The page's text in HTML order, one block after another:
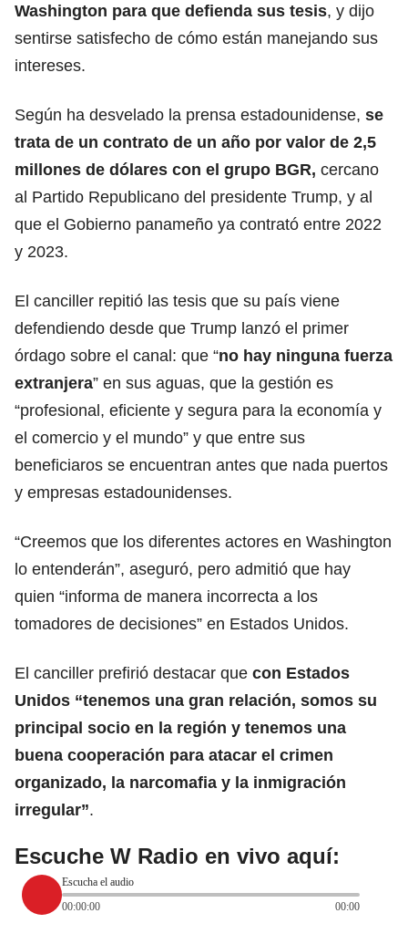
Washington para que defienda sus tesis, y dijo
sentirse satisfecho de cómo están manejando sus
intereses.
Según ha desvelado la prensa estadounidense, se
trata de un contrato de un año por valor de 2,5
millones de dólares con el grupo BGR, cercano
al Partido Republicano del presidente Trump, y al
que el Gobierno panameño ya contrató entre 2022
y 2023.
El canciller repitió las tesis que su país viene
defendiendo desde que Trump lanzó el primer
órdago sobre el canal: que “no hay ninguna fuerza
extranjera” en sus aguas, que la gestión es
“profesional, eficiente y segura para la economía y
el comercio y el mundo” y que entre sus
beneficiaros se encuentran antes que nada puertos
y empresas estadounidenses.
“Creemos que los diferentes actores en Washington
lo entenderán”, aseguró, pero admitió que hay
quien “informa de manera incorrecta a los
tomadores de decisiones” en Estados Unidos.
El canciller prefirió destacar que con Estados
Unidos “tenemos una gran relación, somos su
principal socio en la región y tenemos una
buena cooperación para atacar el crimen
organizado, la narcomafia y la inmigración
irregular”.
Escuche W Radio en vivo aquí:
Escucha el audio
00:00:00
00:00